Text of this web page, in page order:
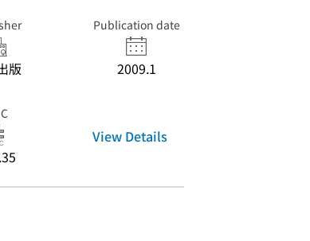
版
Publication date
2009.1
View Details